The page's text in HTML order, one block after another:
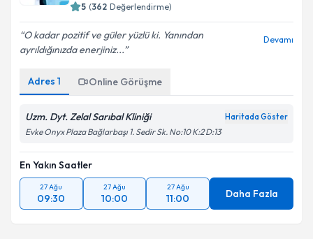
5 (362 Değerlendirme)
O kadar pozitif ve güler yüzlü ki. Yanından
ayrıldığınızda enerjiniz...
Devamı
Adres 1 Online Görüşme
Uzm. Dyt. Zelal Sarıbal Kliniği Haritada Göster
Evke Onyx Plaza Bağlarbaşı 1. Sedir Sk. No:10 K:2 D:13
En Yakın Saatler
27 Ağu
09:30
27 Ağu
10:00
27 Ağu
11:00 Daha Fazla